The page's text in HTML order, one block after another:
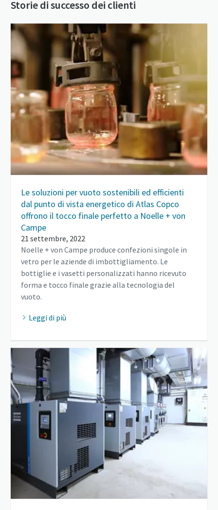
Storie di successo dei clienti
Le soluzioni per vuoto sostenibili ed efficienti
dal punto di vista energetico di Atlas Copco
offrono il tocco finale perfetto a Noelle + von
Campe
21 settembre, 2022
Noelle + von Campe produce confezioni singole in
vetro per le aziende di imbottigliamento. Le
bottiglie e i vasetti personalizzati hanno ricevuto
forma e tocco finale grazie alla tecnologia del
vuoto.
Leggi di più